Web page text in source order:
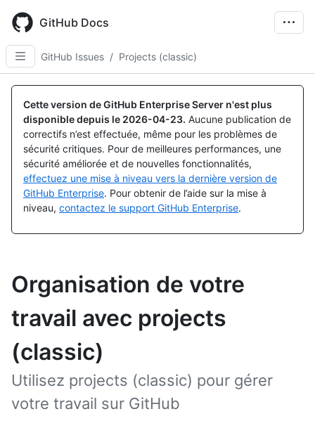
main
content
GitHub Docs
GitHub Issues / Projects (classic)
Cette version de GitHub Enterprise Server n'est plus
disponible depuis le 2026-04-23. Aucune publication de
correctifs n’est effectuée, même pour les problèmes de
sécurité critiques. Pour de meilleures performances, une
sécurité améliorée et de nouvelles fonctionnalités,
effectuez une mise à niveau vers la dernière version de
GitHub Enterprise. Pour obtenir de l’aide sur la mise à
niveau, contactez le support GitHub Enterprise.
Organisation de votre
travail avec projects
(classic)
Utilisez projects (classic) pour gérer
votre travail sur GitHub